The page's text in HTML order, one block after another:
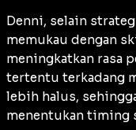
Denni, selain
memukau dengan
meningkatkan rasa
tertentu terkadang
lebih halus,
menentukan timing